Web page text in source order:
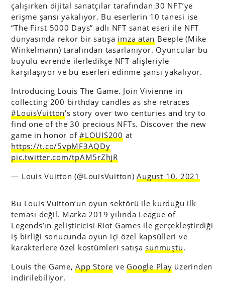
çalışırken dijital sanatçılar tarafından 30 NFT’ye
erişme şansı yakalıyor. Bu eserlerin 10 tanesi ise
“The First 5000 Days” adlı NFT sanat eseri ile NFT
dünyasında rekor bir satışa imza atan Beeple (Mike
Winkelmann) tarafından tasarlanıyor. Oyuncular bu
büyülü evrende ilerledikçe NFT afişleriyle
karşılaşıyor ve bu eserleri edinme şansı yakalıyor.
Introducing Louis The Game. Join Vivienne in
collecting 200 birthday candles as she retraces
#LouisVuitton’s story over two centuries and try to
find one of the 30 precious NFTs. Discover the new
game in honor of#LOUIS200 at
https://t.co/5vpMF3AQDy
pic.twitter.com/tpAM5rZhjR
— Louis Vuitton (@LouisVuitton)August 10, 2021
Bu Louis Vuitton’un oyun sektörü ile kurduğu ilk
teması değil. Marka 2019 yılında League of
Legends’ın geliştiricisi Riot Games ile gerçekleştirdiği
iş birliği sonucunda oyun içi özel kapsülleri ve
karakterlere özel kostümleri satışasunmuştu.
Louis the Game,App Store ve Google Play üzerinden
indirilebiliyor.